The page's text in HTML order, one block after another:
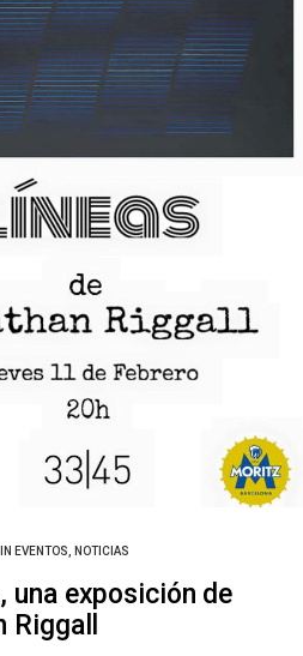
IN EVENTOS NOTICIAS
una exposición de
Riggall